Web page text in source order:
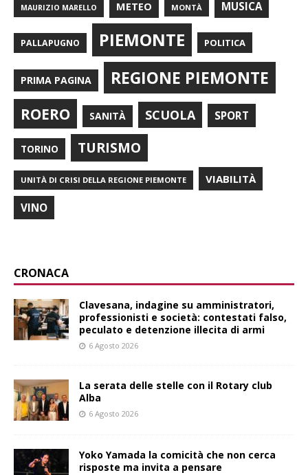
MAURIZIO MARELLO METEO MONTÀ MUSICA
PALLAPUGNO PIEMONTE POLITICA
PRIMA PAGINA REGIONE PIEMONTE
ROERO SANITÀ SCUOLA SPORT
TORINO TURISMO
UNITÀ DI CRISI DELLA REGIONE PIEMONTE VIABILITÀ
VINO
CRONACA
Clavesana, indagine su amministratori,
professionisti e società: contestati falso,
peculato e detenzione illecita di armi
6 Agosto 2026
La serata delle stelle con il Rotary club
Alba
6 Agosto 2026
Yoko Yamada la comicità che non cerca
risposte ma invita a pensare